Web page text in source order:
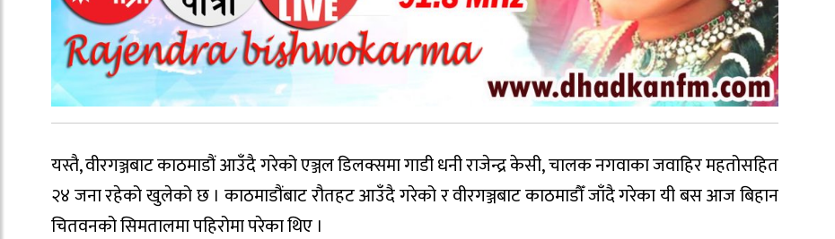
यस्तै, वीरगञ्जबाट काठमाडौं आउँदै गरेको एञ्जल डिलक्समा गाडी धनी राजेन्द्र केसी, चालक नगवाका जवाहिर महतोसहित
२४ जना रहेको खुलेको छ । काठमाडौंबाट रौतहट आउँदै गरेको र वीरगञ्जबाट काठमाडौँ जाँदै गरेका यी बस आज बिहान
चितवनको सिमतालमा पहिरोमा परेका थिए ।